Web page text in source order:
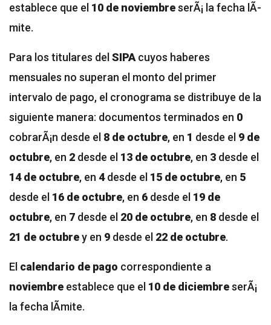
establece que el 10 de noviembreserÃ¡ la fecha lÃ­
mite.
Para los titulares del SIPA cuyos haberes
mensuales no superan el monto del primer
intervalo de pago, el cronograma se distribuye de la
siguiente manera: documentos terminados en 0
cobrarÃ¡n desde el 8 de octubre, en 1 desde el 9 de
octubre, en 2 desde el 13 de octubre, en 3 desde el
14 de octubre, en 4desde el 15 de octubre, en 5
desde el 16 de octubre, en 6 desde el 19 de
octubre, en 7 desde el 20 de octubre, en 8 desde el
21 de octubrey en 9 desde el 22 de octubre.
El calendario de pago correspondiente a
noviembre establece que el 10 de diciembreserÃ¡
la fecha lÃ­mite.